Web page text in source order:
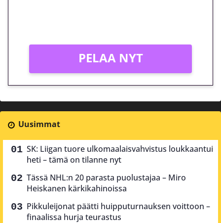
PELAA NYT
Uusimmat
SK: Liigan tuore ulkomaalaisvahvistus loukkaantui
heti – tämä on tilanne nyt
Tässä NHL:n 20 parasta puolustajaa – Miro
Heiskanen kärkikahinoissa
Pikkuleijonat päätti huipputurnauksen voittoon –
finaalissa hurja teurastus